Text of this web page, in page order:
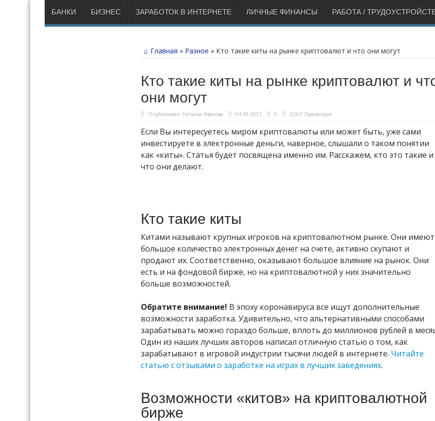
БАНКИ БИЗНЕС ЗАРАБОТОК В ИНТЕРНЕТЕ ЛИЧНЫЕ ФИНАНСЫ РАБОТА /
Главная » Разное » Кто такие киты на рынке криптовалют и что они могут
Кто такие киты на рынке криптовалют и
они могут
Опубликовал: Наталья Иванова 04.09.2021 0 3,007 Просмотров
Если Вы интересуетесь миром криптовалюты или может быть, уже сами
инвестируете в электронные деньги, наверное, слышали о таком понятии
как «киты». Статья будет посвящена именно им. Расскажем, кто это такие и
что они делают.
Кто такие киты
Китами называют крупных игроков на криптовалютном рынке. Они имеют
большое количество электронных денег на счете, активно скупают и
продают их. Соответственно, оказывают большое влияние на рынок. Они
есть и на фондовой бирже, но на криптовалютной у них значительно
больше возможностей.
Обратите внимание! В эпоху коронавируса все ищут дополнительные
возможности заработка. Удивительно, что альтернативными способами
зарабатывать можно гораздо больше, вплоть до миллионов рублей в
Один из наших лучших авторов написал отличную статью о том, как
зарабатывают в игровой индустрии тысячи людей в интернете. Читайте
статью с отзывами о заработке на играх в лучших заведениях.
Возможности «китов» на криптовалютной
бирже